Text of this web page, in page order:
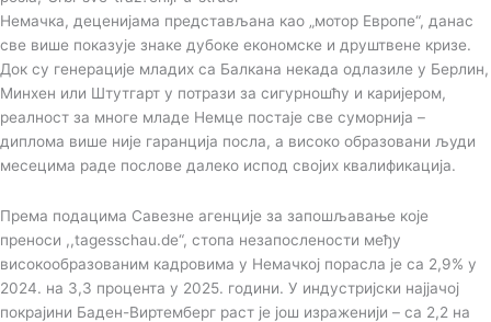
Немачка, деценијама представљана као „мотор Европе“, данас
све више показује знаке дубоке економске и друштвене кризе.
Док су генерације младих са Балкана некада одлазиле у Берлин,
Минхен или Штутгарт у потрази за сигурношћу и каријером,
реалност за многе младе Немце постаје све суморнија –
диплома више није гаранција посла, а високо образовани људи
месецима раде послове далеко испод својих квалификација.
Према подацима Савезне агенције за запошљавање које
преноси ,,tagesschau.de“, стопа незапослености међу
високообразованим кадровима у Немачкој порасла је са 2,9% у
2024. на 3,3 процента у 2025. години. У индустријски најјачој
покрајини Баден-Виртемберг раст је још израженији – са 2,2 на